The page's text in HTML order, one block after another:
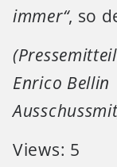
immer“, so
Enrico
Views: 5